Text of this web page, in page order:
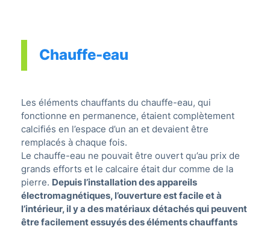
Chauffe-eau
Les éléments chauffants du chauffe-eau, qui
fonctionne en permanence, étaient complètement
calcifiés en l’espace d’un an et devaient être
remplacés à chaque fois.
Le chauffe-eau ne pouvait être ouvert qu’au prix de
grands efforts et le calcaire était dur comme de la
pierre. Depuis l’installation des appareils
électromagnétiques, l’ouverture est facile et à
l’intérieur, il y a des matériaux détachés qui peuvent
être facilement essuyés des éléments chauffants